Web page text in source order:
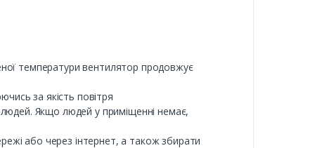
температури вентилятор продовжує
за якість повітря
Якщо людей у приміщенні немає,
або через інтернет, а також збирати